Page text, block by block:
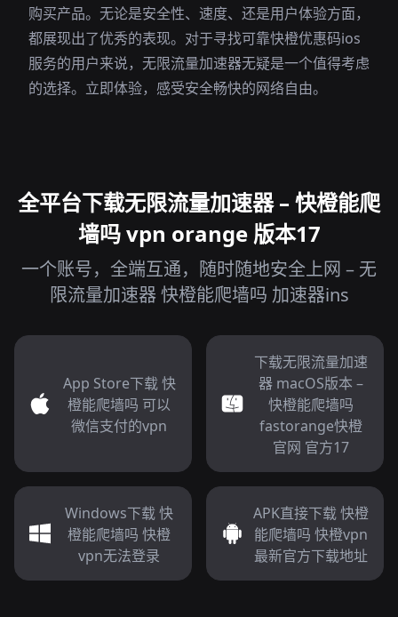
购买产品。无论是安全性、速度、还是用户体验方面，
都展现出了优秀的表现。对于寻找可靠快橙优惠码ios
服务的用户来说，无限流量加速器无疑是一个值得考虑
的选择。立即体验，感受安全畅快的网络自由。
全平台下载无限流量加速器 – 快橙能爬
墙吗 vpn orange 版本17
一个账号，全端互通，随时随地安全上网 – 无
限流量加速器 快橙能爬墙吗 加速器ins
App Store下载 快
橙能爬墙吗 可以
微信支付的vpn
下载无限流量加速
器 macOS版本 –
快橙能爬墙吗
fastorange快橙
官网 官方17
Windows下载 快
橙能爬墙吗 快橙
vpn无法登录
APK直接下载 快橙
能爬墙吗 快橙vpn
最新官方下载地址